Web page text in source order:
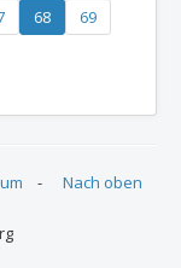
68
69
Nach oben
-